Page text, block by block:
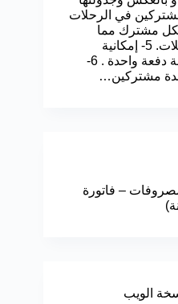
تسجيل المشتركين في الرحلات
بكل مشترك مما
يسهل عملية التسجيل في الرحلات. 5- إمكانية
تسجيل مشترك أو أكثر في رحلة دفعة واحدة . 6-
مشتركين…
– فاتورة
الويب